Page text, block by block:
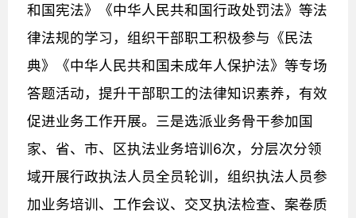
和国宪法》《中华人民共和国行政处罚法》等法
律法规的学习，组织干部职工积极参与《民法
典》《中华人民共和国未成年人保护法》等专场
答题活动，提升干部职工的法律知识素养，有效
促进业务工作开展。三是选派业务骨干参加国
家、省、市、区执法业务培训6次，分层次分领
域开展行政执法人员全员轮训，组织执法人员参
加业务培训、工作会议、交叉执法检查、案卷质